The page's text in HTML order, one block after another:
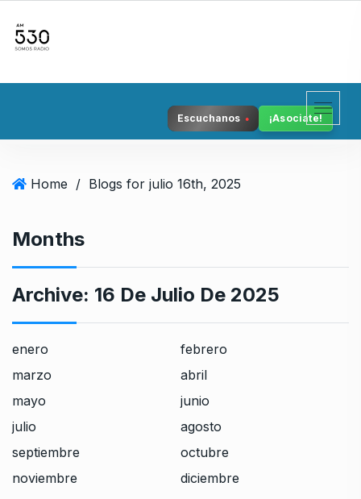
Escuchanos ¡Asociate!
Home / Blogs for julio 16th, 2025
Months
Archive: 16 De Julio De 2025
enero
febrero
marzo
abril
mayo
junio
julio
agosto
septiembre
octubre
noviembre
diciembre